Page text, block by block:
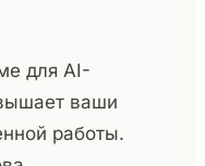
для AI-
ваши
работы.